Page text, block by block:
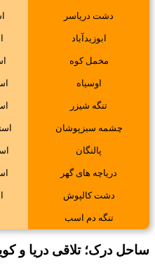
دشت دریاسر
ابوزیدآباد
مخمل کوه
اوسیاه
تنگه شیزر
چشمه سبزپوشان
پالنگان
دریاچه های گهر
دشت کالپوش
تنگه دم اسب
ساحل درک؛ تلاقی دریا و